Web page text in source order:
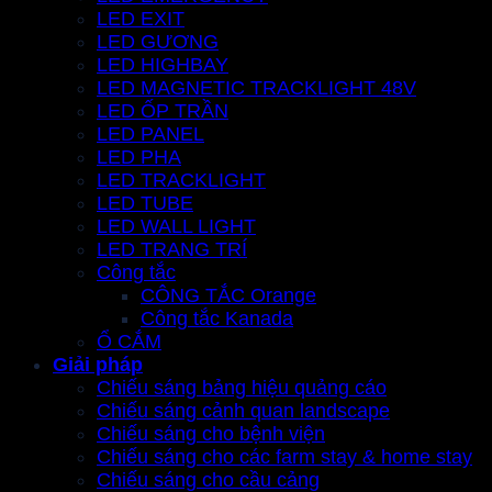
LED EXIT
LED GƯƠNG
LED HIGHBAY
LED MAGNETIC TRACKLIGHT 48V
LED ỐP TRẦN
LED PANEL
LED PHA
LED TRACKLIGHT
LED TUBE
LED WALL LIGHT
LED TRANG TRÍ
Công tắc
CÔNG TẮC Orange
Công tắc Kanada
Ổ CẮM
Giải pháp
Chiếu sáng bảng hiệu quảng cáo
Chiếu sáng cảnh quan landscape
Chiếu sáng cho bệnh viện
Chiếu sáng cho các farm stay & home stay
Chiếu sáng cho cầu cảng